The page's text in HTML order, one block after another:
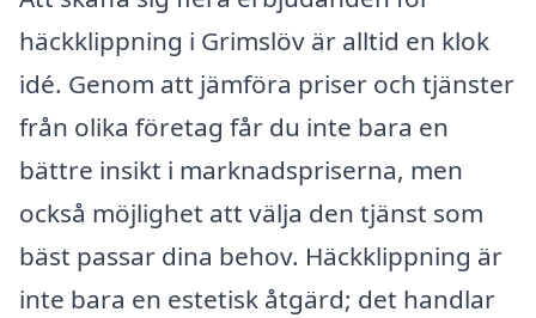
häckklippning i Grimslöv är alltid en klok
idé. Genom att jämföra priser och tjänster
från olika företag får du inte bara en
bättre insikt i marknadspriserna, men
också möjlighet att välja den tjänst som
bäst passar dina behov. Häckklippning är
inte bara en estetisk åtgärd; det handlar